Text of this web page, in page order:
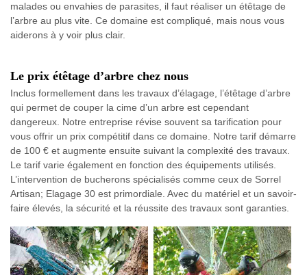
malades ou envahies de parasites, il faut réaliser un étêtage de
l’arbre au plus vite. Ce domaine est compliqué, mais nous vous
aiderons à y voir plus clair.
Le prix étêtage d’arbre chez nous
Inclus formellement dans les travaux d’élagage, l’étêtage d’arbre
qui permet de couper la cime d’un arbre est cependant
dangereux. Notre entreprise révise souvent sa tarification pour
vous offrir un prix compétitif dans ce domaine. Notre tarif démarre
de 100 € et augmente ensuite suivant la complexité des travaux.
Le tarif varie également en fonction des équipements utilisés.
L’intervention de bucherons spécialisés comme ceux de Sorrel
Artisan; Elagage 30 est primordiale. Avec du matériel et un savoir-
faire élevés, la sécurité et la réussite des travaux sont garanties.